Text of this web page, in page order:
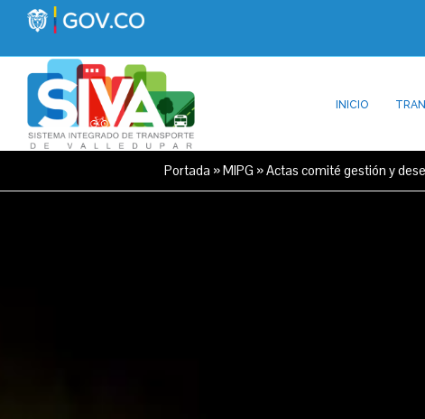
INICIO
Portada »MIPG »Actas comité gestión y